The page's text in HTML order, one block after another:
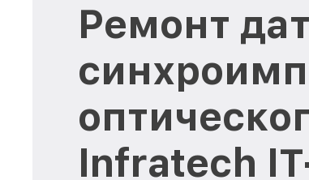
Ремонт
Infratech